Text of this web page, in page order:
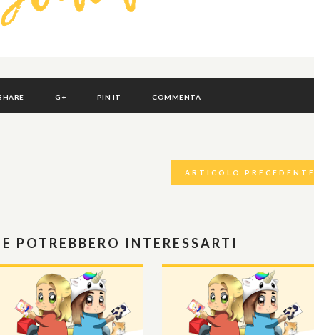
G+ PIN IT COMMENTA
ARTICOLO PRECEDENTE
POTREBBERO INTERESSARTI